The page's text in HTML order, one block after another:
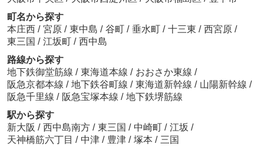
町名から探す
本庄西 / 宮原 / 東中島 / 谷町 / 垂水町 / 十三東 / 西宮原 /
東三国 / 江坂町 / 西中島
路線から探す
地下鉄御堂筋線 / 東海道本線 / おおさか東線 /
阪急京都本線 / 地下鉄谷町線 / 東海道新幹線 / 山陽新幹線 /
阪急千里線 / 阪急宝塚本線 / 地下鉄堺筋線
駅から探す
新大阪 / 西中島南方 / 東三国 / 中崎町 / 江坂 /
天神橋筋六丁目 / 中津 / 豊津 / 塚本 / 三国